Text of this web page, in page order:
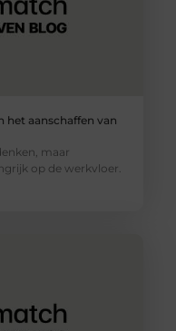
het aanschaffen van
maar
op de werkvloer.